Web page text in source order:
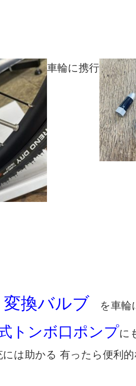
車輪に携行
変換バルブ を車輪
トンボ口ポンプに
には助かる 有ったら便利